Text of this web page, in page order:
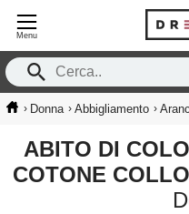
Menu
› Donna › Abbigliamento ›
ABITO DI COLORE ARANCIONE IN
COTONE